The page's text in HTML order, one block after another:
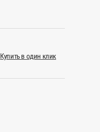
Купить в один клик